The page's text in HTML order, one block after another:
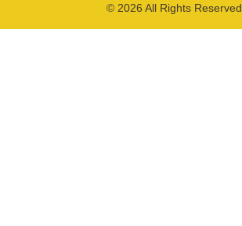
© 2026 All Rights Reserved.